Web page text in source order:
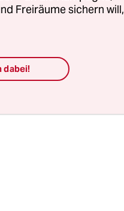
dieFreiräume sichern will,
dabei!